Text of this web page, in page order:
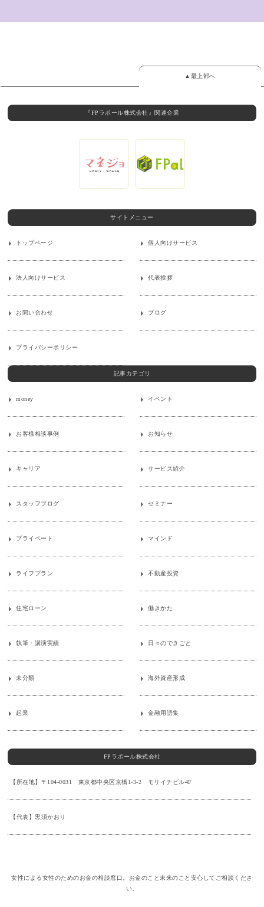
▲最上部へ
『FPラポール株式会社』関連企業
サイトメニュー
トップページ 個人向けサービス
法人向けサービス 代表挨拶
お問い合わせ ブログ
プライバシーポリシー
記事カテゴリ
money イベント
お客様相談事例 お知らせ
キャリア サービス紹介
スタッフブログ セミナー
プライベート マインド
ライフプラン 不動産投資
住宅ローン 働きかた
執筆・講演実績 日々のできごと
未分類 海外資産形成
起業 金融用語集
FPラポール株式会社
【所在地】〒104-0031 東京都中央区京橋1-3-2 モリイチビル4F
【代表】黒須かおり
女性による女性のためのお金の相談窓口。お金のこと未来のこと安心してご相談くださ
い。